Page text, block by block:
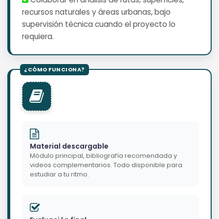
recursos naturales y áreas urbanas, bajo
supervisión técnica cuando el proyecto lo
requiera.
Material descargable
Módulo principal, bibliografía recomendada y
videos complementarios. Todo disponible para
estudiar a tu ritmo.